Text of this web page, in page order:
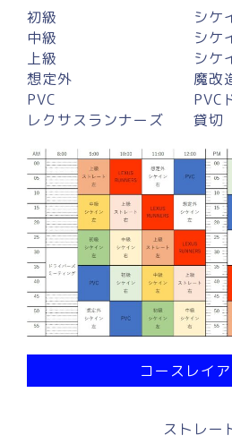
初級
シケ
中級
シケ
上級
シケ
想定外
魔改
PVC
PVC
レクサスランナーズ
貸切
コースレイ
ストレー